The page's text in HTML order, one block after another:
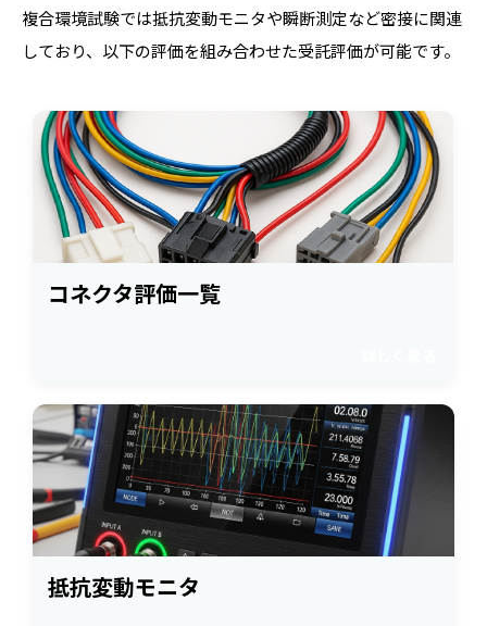
複合環境試験では抵抗変動モニタや瞬断測定など密接に関連
しており、以下の評価を組み合わせた受託評価が可能です。
コネクタ評価一覧
抵抗変動モニタ